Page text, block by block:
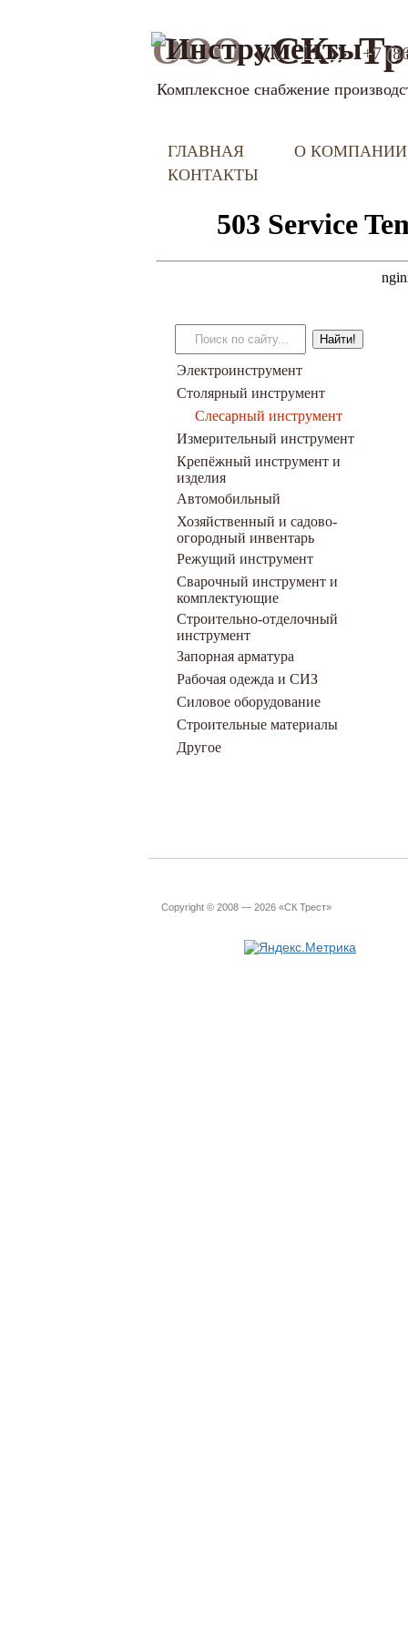
ООО«СК»
Комплексное снабжение
+7
ГЛАВНАЯ
О КОМПАНИИ
КОНТАКТЫ
Электроинструмент
Столярный инструмент
Слесарный инструмент
Измерительный инструмент
Крепёжный инструмент и
изделия
Автомобильный
Хозяйственный и садово-
огородный инвентарь
Режущий инструмент
Сварочный инструмент и
комплектующие
Строительно-отделочный
инструмент
Запорная арматура
Рабочая одежда и СИЗ
Силовое оборудование
Строительные материалы
Другое
Copyright © 2008 — 2026 «СК Трест»